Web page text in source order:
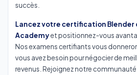
succès.
Lancez votre certification Blender
Academyet positionnez-vous
Nos examens certifiants vous
vous avez besoin pour négocier de
revenus. Rejoignez notre